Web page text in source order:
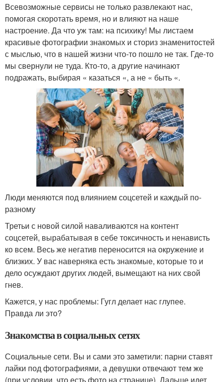
Всевозможные сервисы не только развлекают нас,
помогая скоротать время, но и влияют на наше
настроение. Да что уж там: на психику! Мы листаем
красивые фотографии знакомых и сториз знаменитостей
с мыслью, что в нашей жизни что-то пошло не так. Где-то
мы свернули не туда. Кто-то, а другие начинают
подражать, выбирая « казаться «, а не « быть «.
Люди меняются под влиянием соцсетей и каждый по-
разному
Третьи с новой силой наваливаются на контент
соцсетей, вырабатывая в себе токсичность и ненависть
ко всем. Весь же негатив переносится на окружение и
близких. У вас наверняка есть знакомые, которые то и
дело осуждают других людей, вымещают на них свой
гнев.
Кажется, у нас проблемы: Гугл делает нас глупее.
Правда ли это?
Знакомства в социальных сетях
Социальные сети. Вы и сами это заметили: парни ставят
лайки под фотографиями, а девушки отвечают тем же